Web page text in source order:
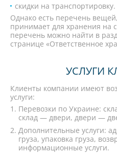
скидки на транспортировку.
Однако есть перечень
принимает для хранения на
перечень можно найти в
странице «Ответственное
УСЛУГИ
Клиенты компании имеют
услуги:
Перевозки по Украине:
склад — двери, двери —
Дополнительные услуги:
груза, упаковка груза,
информационные услуги.